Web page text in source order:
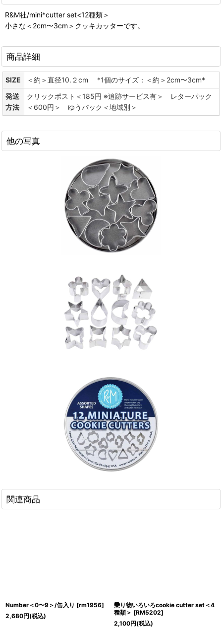
R&M社/mini*cutter set<12種類＞
小さな＜2cm〜3cm＞クッキカッターです。
商品詳細
SIZE
＜約＞直径10.２cm *1個のサイズ：＜約＞2cm〜3cm*
発送
方法
クリックポスト＜185円 ※追跡サービス有＞ レターパック
＜600円＞ ゆうパック＜地域別＞
他の写真
関連商品
Number＜0〜9＞/缶入り [rm1956]
2,680円(税込)
乗り物いろいろcookie cutter set＜4
種類＞ [RM5202]
2,100円(税込)